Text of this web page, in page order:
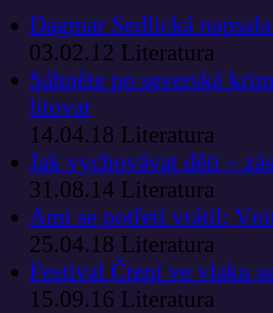
Dagmar Sedlická
03.02.12 Literatura
Sáhněte po severské
litovat
14.04.18 Literatura
Jak vychovávat děti –
31.08.14 Literatura
Ami se potřetí vrátil:
25.04.18 Literatura
Festival Čtení ve vlaku
15.09.16 Literatura